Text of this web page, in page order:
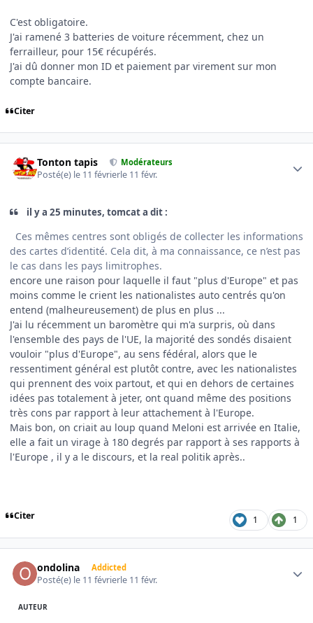
C'est obligatoire.
J'ai ramené 3 batteries de voiture récemment, chez un
ferrailleur, pour 15€ récupérés.
J'ai dû donner mon ID et paiement par virement sur mon
compte bancaire.
Citer
Tonton tapis Modérateurs
Posté(e) le 11 févrierle 11 févr.
il y a 25 minutes, tomcat a dit :
Ces mêmes centres sont obligés de collecter les informations
des cartes d’identité. Cela dit, à ma connaissance, ce n’est pas
le cas dans les pays limitrophes.
encore une raison pour laquelle il faut "plus d'Europe" et pas
moins comme le crient les nationalistes auto centrés qu'on
entend (malheureusement) de plus en plus ...
J'ai lu récemment un baromètre qui m'a surpris, où dans
l'ensemble des pays de l'UE, la majorité des sondés disaient
vouloir "plus d'Europe", au sens fédéral, alors que le
ressentiment général est plutôt contre, avec les nationalistes
qui prennent des voix partout, et qui en dehors de certaines
idées pas totalement à jeter, ont quand même des positions
très cons par rapport à leur attachement à l'Europe.
Mais bon, on criait au loup quand Meloni est arrivée en Italie,
elle a fait un virage à 180 degrés par rapport à ses rapports à
l'Europe , il y a le discours, et la real politik après..
Citer 1 1
ondolina Addicted
Posté(e) le 11 févrierle 11 févr.
AUTEUR